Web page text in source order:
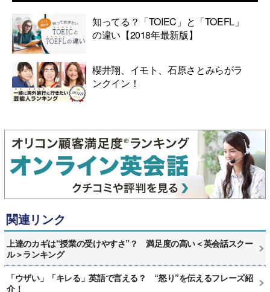
知ってる？「TOIEC」と「TOEFL」
の違い【2018年最新版】
櫻井翔、イモト、石原さとみらがラ
ンクイン！
関連リンク
上達のカギは“授業の受けやすさ”？ 満足度の高い＜英会話スクー
ル＞ランキング
「ウザい」「キレる」英語で言える？ “怒り”を伝えるフレーズ紹
介！